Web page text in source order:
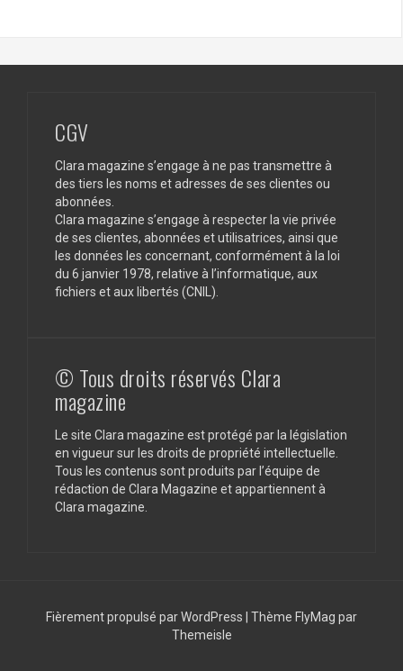
CGV
Clara magazine s’engage à ne pas transmettre à
des tiers les noms et adresses de ses clientes ou
abonnées.
Clara magazine s’engage à respecter la vie privée
de ses clientes, abonnées et utilisatrices, ainsi que
les données les concernant, conformément à la loi
du 6 janvier 1978, relative à l’informatique, aux
fichiers et aux libertés (CNIL).
© Tous droits réservés Clara
magazine
Le site Clara magazine est protégé par la législation
en vigueur sur les droits de propriété intellectuelle.
Tous les contenus sont produits par l’équipe de
rédaction de Clara Magazine et appartiennent à
Clara magazine.
Fièrement propulsé par WordPress Thème FlyMag par
Themeisle